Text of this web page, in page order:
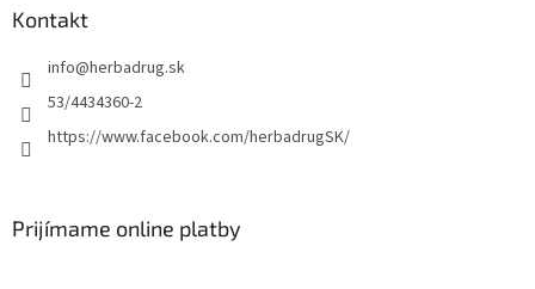
Kontakt
info@herbadrug.sk
53/4434360-2
https://www.facebook.com/herbadrugSK/
Prijímame online platby